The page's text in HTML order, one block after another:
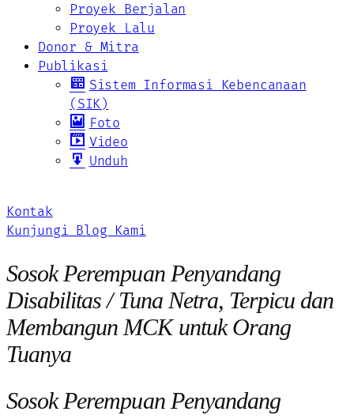
Proyek Berjalan
Proyek Lalu
Donor & Mitra
Publikasi
Sistem Informasi Kebencanaan
(SIK)
Foto
Video
Unduh
Kontak
Kunjungi Blog Kami
Sosok Perempuan Penyandang
Disabilitas / Tuna Netra, Terpicu dan
Membangun MCK untuk Orang
Tuanya
Sosok Perempuan Penyandang